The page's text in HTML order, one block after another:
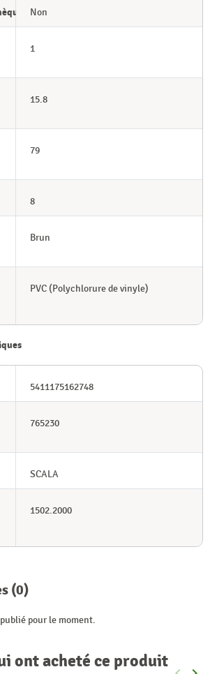
Non
1
15.8
79
8
Brun
PVC (Polychlorure de vinyle)
5411175162748
765230
SCALA
1502.2000
(0)
pour le moment.
ont acheté ce produit